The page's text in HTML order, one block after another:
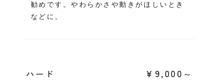
勧めです。やわらかさや動きがほしいとき
などに。
ハード ￥9,000～